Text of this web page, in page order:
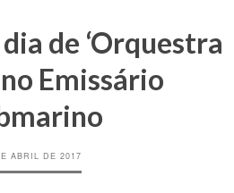
de ‘Orquestra
no Emissário
ABRIL DE 2017